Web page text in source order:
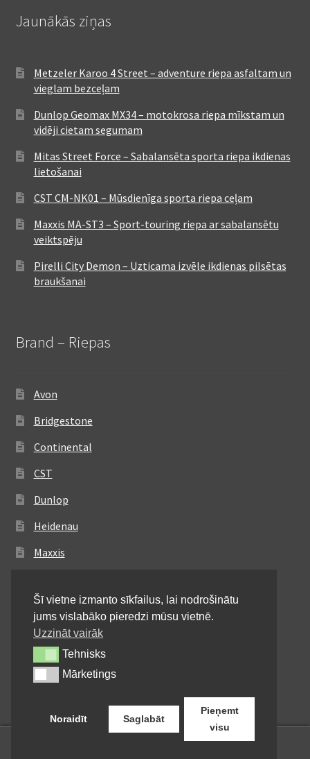
Jaunākās ziņas
Metzeler Karoo 4 Street – adventure riepa asfaltam un
vieglam bezceļam
Dunlop Geomax MX34 – motokrosa riepa mīkstam un
vidēji cietam segumam
Mitas Street Force – Sabalansēta sporta riepa ikdienas
lietošanai
CST CM-NK01 – Mūsdienīga sporta riepa ceļam
Maxxis MA-ST3 – Sport-touring riepa ar sabalansētu
veiktspēju
Pirelli City Demon – Uzticama izvēle ikdienas pilsētas
braukšanai
Brand – Riepas
Avon
Bridgestone
Continental
CST
Dunlop
Heidenau
Maxxis
Michelin
Mitas
Pirelli
Shinko
Šī vietne izmanto sīkfailus, lai nodrošinātu
jums vislabāko pieredzi mūsu vietnē.
Uzzināt vairāk
TehnisksTehnisks
MārketingsMārketings
Noraidīt Saglabāt
Pieņemt
visu